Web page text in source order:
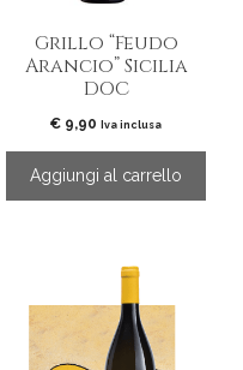
Grillo “Feudo
Arancio” Sicilia
DOC
€ 9,90 Iva inclusa
Aggiungi al carrello